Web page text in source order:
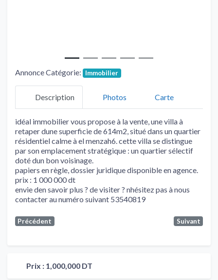
Annonce Catégorie: Immobilier
Description Photos Carte
idéal immobilier vous propose à la vente, une villa à
retaper dune superficie de 614m2, situé dans un quartier
résidentiel calme à el menzah6. cette villa se distingue
par son emplacement stratégique : un quartier sélectif
doté dun bon voisinage.
papiers en règle, dossier juridique disponible en agence.
prix : 1 000 000 dt
envie den savoir plus ? de visiter ? nhésitez pas à nous
contacter au numéro suivant 53540819
Précédent Suivant
Prix : 1,000,000 DT